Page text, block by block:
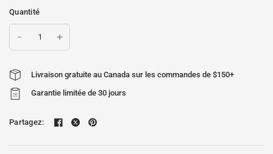
Quantité
Livraison gratuite au Canada sur les commandes de $150+
Garantie limitée de 30 jours
Partagez: